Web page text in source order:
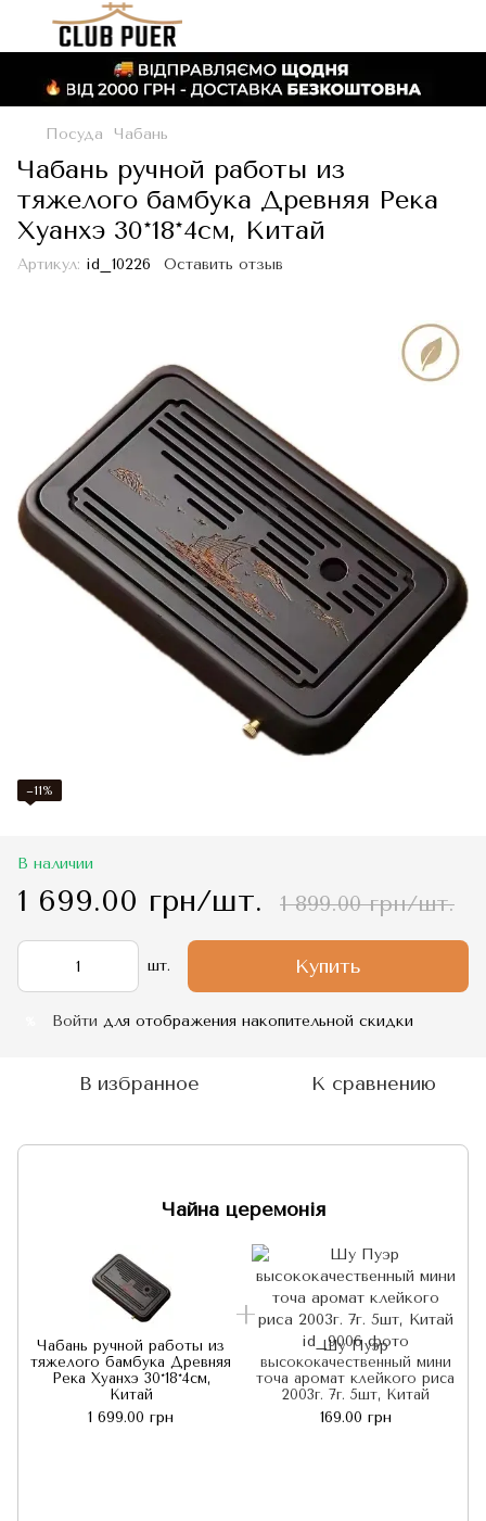
Посуда Чабань
Чабань ручной работы из
тяжелого бамбука Древняя Река
Хуанхэ 30*18*4см, Китай
Артикул: id_10226 Оставить отзыв
−11%
В наличии
1 699.00 грн/шт. 1 899.00 грн/шт.
шт. Купить
Войти для отображения накопительной скидки
В избранное К сравнению
Чайна церемонія
Чабань ручной работы из
тяжелого бамбука Древняя
Река Хуанхэ 30*18*4см,
Китай
1 699.00 грн
Шу Пуэр
высококачественный мини
точа аромат клейкого риса
2003г. 7г. 5шт, Китай
169.00 грн